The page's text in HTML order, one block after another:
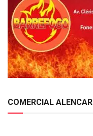
COMERCIAL ALENCAR